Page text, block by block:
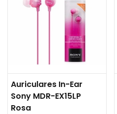
Auriculares In-Ear
Sony MDR-EX15LP
Rosa